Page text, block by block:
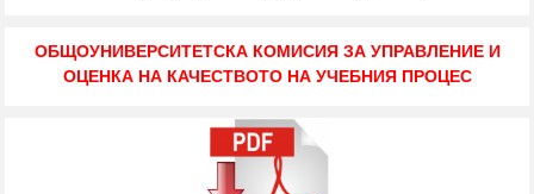
ОБЩОУНИВЕРСИТЕТСКА КОМИСИЯ ЗА УПРАВЛЕНИЕ И
ОЦЕНКА НА КАЧЕСТВОТО НА УЧЕБНИЯ ПРОЦЕС